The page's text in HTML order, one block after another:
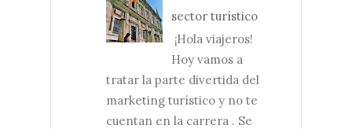
sector turístico
¡Hola viajeros!
Hoy vamos a
tratar la parte divertida del
marketing turístico y no te
cuentan en la carrera . Se